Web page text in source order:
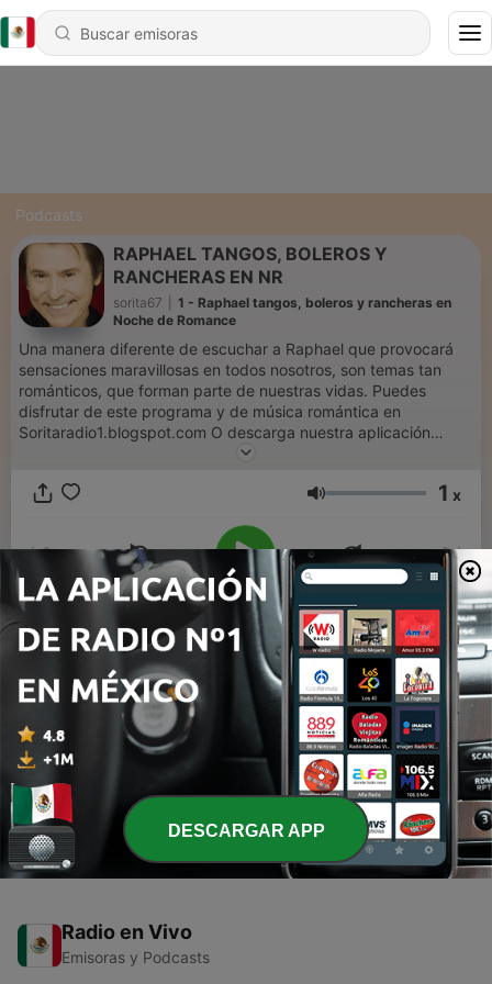
Podcasts
RAPHAEL TANGOS, BOLEROS Y
RANCHERAS EN NR
sorita67
1 - Raphael tangos, boleros y rancheras en
Noche de Romance
Una manera diferente de escuchar a Raphael que provocará
sensaciones maravillosas en todos nosotros, son temas tan
románticos, que forman parte de nuestras vidas. Puedes
disfrutar de este programa y de música romántica en
Soritaradio1.blogspot.com O descarga nuestra aplicación
Volumen 1 x
00:00 00:00
Episodios
1 - Raphael tangos, boleros y rancheras en Noche de
Romance
09 mayo 2020
Radio en Vivo
Emisoras y Podcasts
DESCARGAR APP